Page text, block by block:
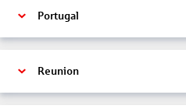
Portugal
Reunion